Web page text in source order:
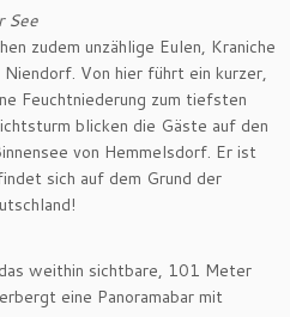
See
zudem unzählige Eulen, Kraniche
Von hier führt ein kurzer,
Feuchtniederung zum tiefsten
blicken die Gäste auf den
von Hemmelsdorf. Er ist
sich auf dem Grund der
weithin sichtbare, 101 Meter
eine Panoramabar mit